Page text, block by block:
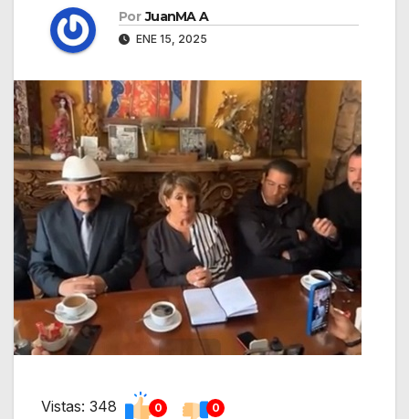
Por JuanMA A
ENE 15, 2025
Vistas: 348 0 0